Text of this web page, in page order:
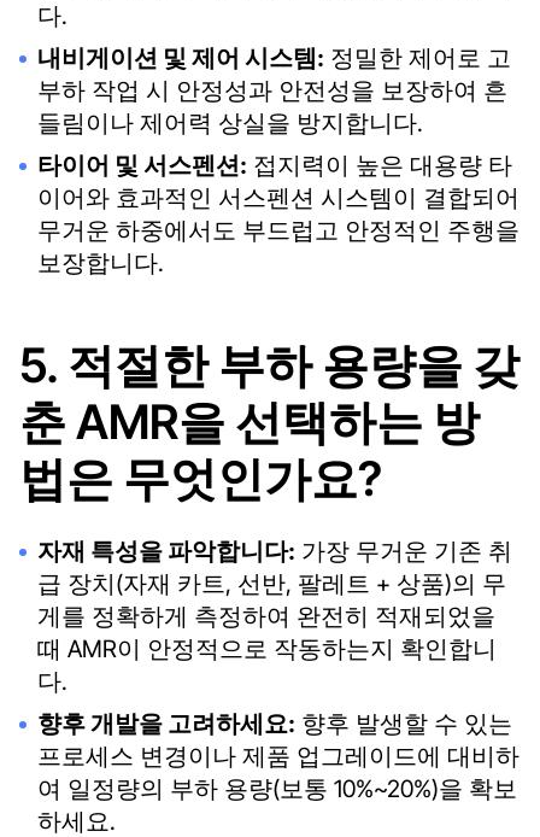
다.
내비게이션 및 제어 시스템: 정밀한 제어로 고
부하 작업 시 안정성과 안전성을 보장하여 흔
들림이나 제어력 상실을 방지합니다.
타이어 및 서스펜션: 접지력이 높은 대용량 타
이어와 효과적인 서스펜션 시스템이 결합되어
무거운 하중에서도 부드럽고 안정적인 주행을
보장합니다.
5. 적절한 부하 용량을 갖
춘 AMR을 선택하는 방
법은 무엇인가요?
자재 특성을 파악합니다: 가장 무거운 기존 취
급 장치(자재 카트, 선반, 팔레트 + 상품)의 무
게를 정확하게 측정하여 완전히 적재되었을
때 AMR이 안정적으로 작동하는지 확인합니
다.
향후 개발을 고려하세요: 향후 발생할 수 있는
프로세스 변경이나 제품 업그레이드에 대비하
여 일정량의 부하 용량(보통 10%~20%)을 확보
하세요.